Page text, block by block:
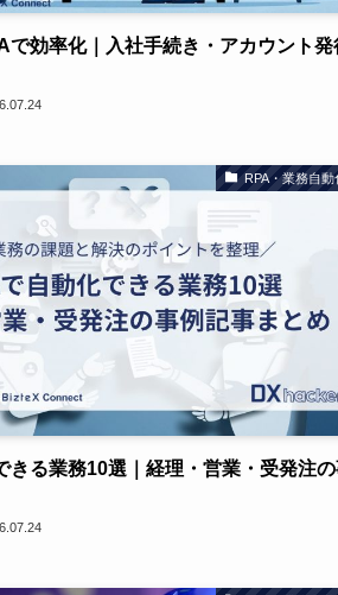
で効率化｜入社手続き・アカウント発
RPA・業務自動
きる業務10選｜経理・営業・受発注